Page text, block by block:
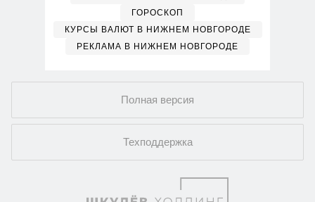
ГОРОСКОП
КУРСЫ ВАЛЮТ В НИЖНЕМ НОВГОРОДЕ
РЕКЛАМА В НИЖНЕМ НОВГОРОДЕ
Полная версия
Техподдержка